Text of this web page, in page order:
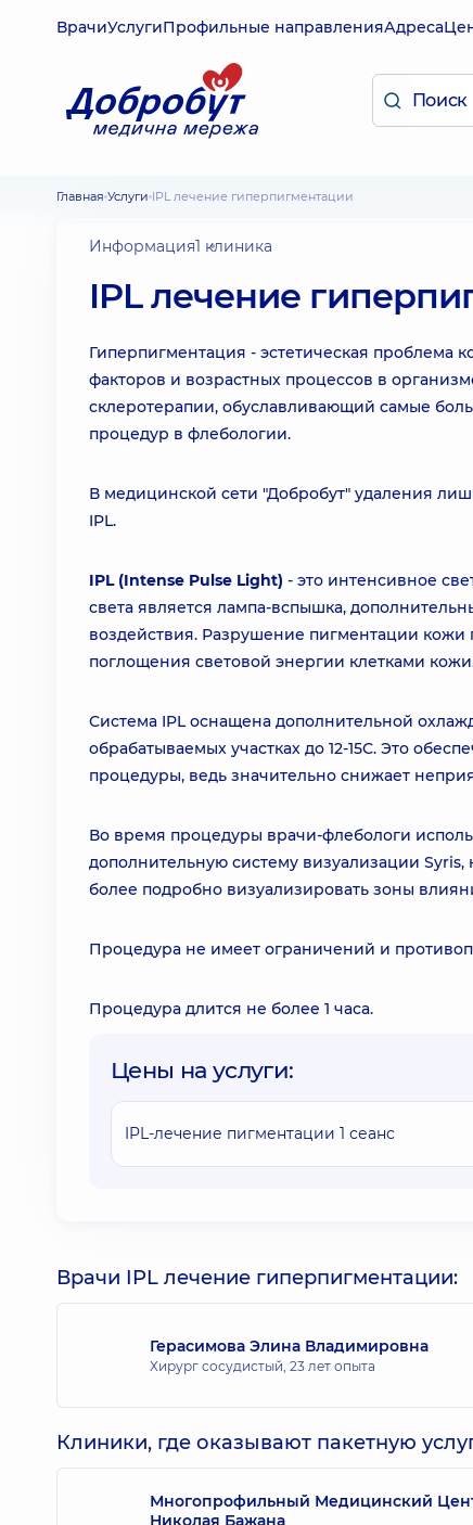
ВрачиУслугиПрофильные направленияАдреса
Главная Услуги IPL лечение гиперпигментации
Информация1 клиника
IPL лечение
Гиперпигментация - эстетическая проблема
факторов и возрастных процессов в
склеротерапии, обуславливающий самые
процедур в флебологии.
В медицинской сети "Добробут" удаления
IPL.
IPL (Intense Pulse Light) - это интенсивное
света является лампа-вспышка,
воздействия. Разрушение пигментации кожи
поглощения световой энергии клетками
Система IPL оснащена дополнительной
обрабатываемых участках до 12-15С. Это
процедуры, ведь значительно снижает
Во время процедуры врачи-флебологи
дополнительную систему визуализации Syris,
более подробно визуализировать зоны
Процедура не имеет ограничений и
Процедура длится не более 1 часа.
Цены на услуги:
IPL-лечение пигментации 1 сеанс
Врачи IPL лечение гиперпигментации:
Герасимова Элина Владимировна
Хирург сосудистый, 23 лет опыта
Клиники, где оказывают пакетную
Многопрофильный Медицинский
Николая Бажана